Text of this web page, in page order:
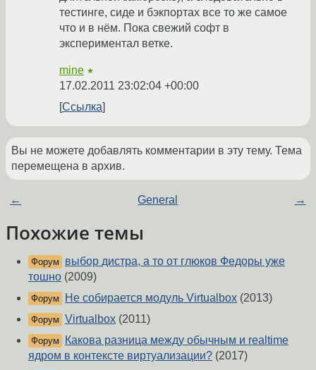
тестинге, сиде и бэкпортах все то же самое
что и в нём. Пока свежий софт в
экспериментал ветке.
mine ★
17.02.2011 23:02:04 +00:00
Ссылка
Вы не можете добавлять комментарии в эту тему. Тема
перемещена в архив.
← General →
Похожие темы
Форум
выбор дистра, а то от глюков Федоры уже
тошно (2009)
Форум Не собирается модуль Virtualbox (2013)
Форум Virtualbox (2011)
Форум
Какова разница между обычным и realtime
ядром в контексте виртуализации? (2017)